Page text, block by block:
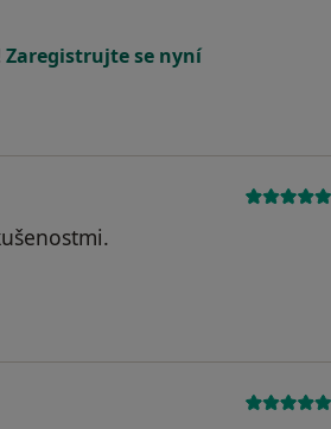
Zaregistrujte se nyní